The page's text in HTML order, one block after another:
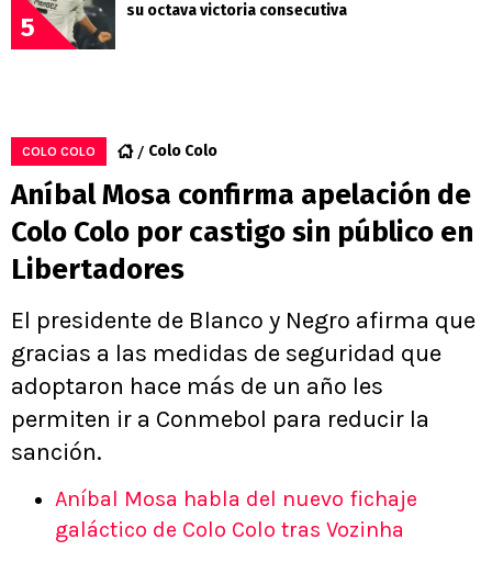
5
su octava victoria consecutiva
COLO COLO Colo Colo
Aníbal Mosa confirma apelación de
Colo Colo por castigo sin público en
Libertadores
El presidente de Blanco y Negro afirma que
gracias a las medidas de seguridad que
adoptaron hace más de un año les
permiten ir a Conmebol para reducir la
sanción.
Aníbal Mosa habla del nuevo fichaje
galáctico de Colo Colo tras Vozinha